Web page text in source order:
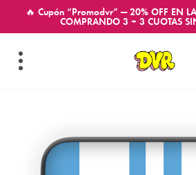
🔥 Cupón “Promodvr” — 20% OFF EN
COMPRANDO 3 + 3 CUOTAS